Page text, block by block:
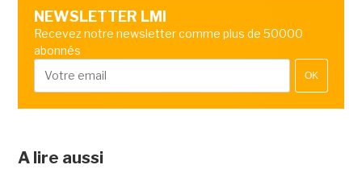
NEWSLETTER LMI
Recevez notre newsletter comme plus de 50000
abonnés
OK
A lire aussi